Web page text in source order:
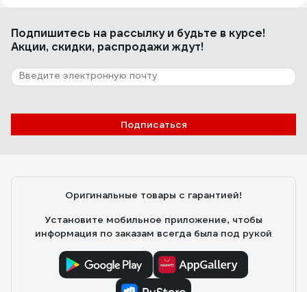
Компактная, мощная пушка. Покупал для гаража 20 м2.
За час температура поднялась на 10 градусов.
Отзыв о QUATTRO ELEMENTI QE-3000
ETN 649-257
Евгений 12.11.2016
Цена- качество. Приятный внешний вид. Качество
Подпишитесь на рассылкуи будьте в курсе!
Акции, скидки, распродажи ждут!
Подписаться
Оригинальные товары с гарантией!
Установите мобильное приложение, чтобы
информация по заказам всегда была под рукой